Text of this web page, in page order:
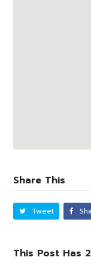
Share This
Tweet
This Post Has